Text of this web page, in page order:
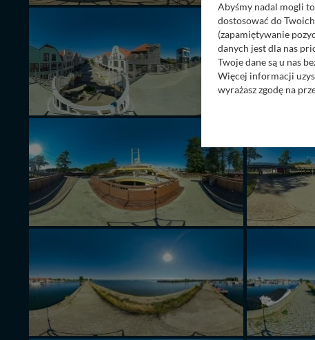
Abyśmy nadal mogli
dostosować do
(zapamiętywanie
danych jest dla nas
Twoje dane są u nas
Więcej informacji
wyrażasz zgodę na
Wyjątkiem jest
zasadach i
Administratorem
11-500 Giżycko.
W każdej chwili
informacji zawartych
przypadkach nie
Dziękujemy, i życzmy